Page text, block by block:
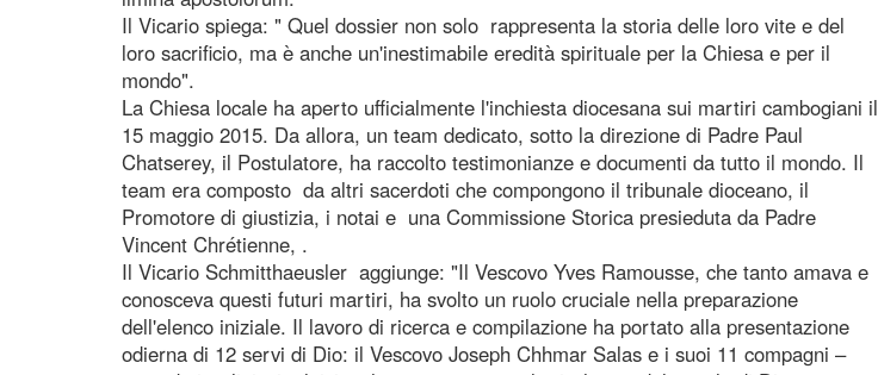
Il Vicario spiega: " Quel dossier non solo rappresenta la storia delle loro vite e del
loro sacrificio, ma è anche un'inestimabile eredità spirituale per la Chiesa e per il
mondo".
La Chiesa locale ha aperto ufficialmente l'inchiesta diocesana sui martiri cambogiani il
15 maggio 2015. Da allora, un team dedicato, sotto la direzione di Padre Paul
Chatserey, il Postulatore, ha raccolto testimonianze e documenti da tutto il mondo. Il
team era composto da altri sacerdoti che compongono il tribunale dioceano, il
Promotore di giustizia, i notai e una Commissione Storica presieduta da Padre
Vincent Chrétienne, .
Il Vicario Schmitthaeusler aggiunge: "Il Vescovo Yves Ramousse, che tanto amava e
conosceva questi futuri martiri, ha svolto un ruolo cruciale nella preparazione
dell'elenco iniziale. Il lavoro di ricerca e compilazione ha portato alla presentazione
odierna di 12 servi di Dio: il Vescovo Joseph Chhmar Salas e i suoi 11 compagni –